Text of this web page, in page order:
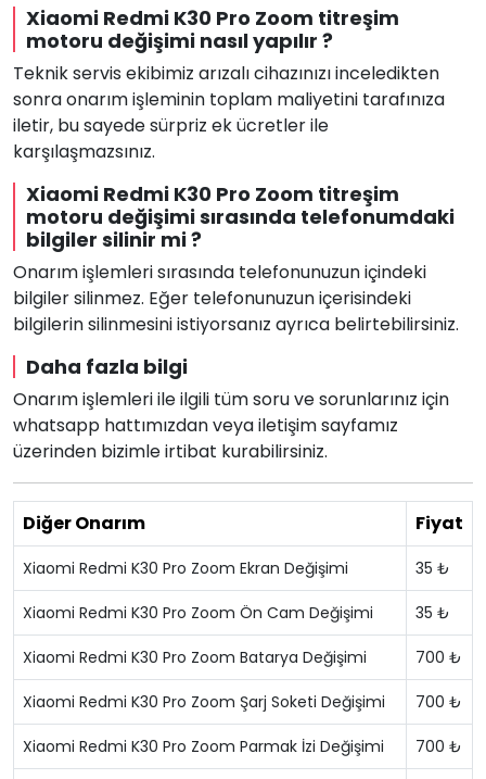
Xiaomi Redmi K30 Pro Zoom titreşim
motoru değişimi nasıl yapılır ?
Teknik servis ekibimiz arızalı cihazınızı inceledikten
sonra onarım işleminin toplam maliyetini tarafınıza
iletir, bu sayede sürpriz ek ücretler ile
karşılaşmazsınız.
Xiaomi Redmi K30 Pro Zoom titreşim
motoru değişimi sırasında telefonumdaki
bilgiler silinir mi ?
Onarım işlemleri sırasında telefonunuzun içindeki
bilgiler silinmez. Eğer telefonunuzun içerisindeki
bilgilerin silinmesini istiyorsanız ayrıca belirtebilirsiniz.
Daha fazla bilgi
Onarım işlemleri ile ilgili tüm soru ve sorunlarınız için
whatsapp hattımızdan veya iletişim sayfamız
üzerinden bizimle irtibat kurabilirsiniz.
Diğer Onarım Fiyat
Xiaomi Redmi K30 Pro Zoom Ekran Değişimi 35 ₺
Xiaomi Redmi K30 Pro Zoom Ön Cam Değişimi 35 ₺
Xiaomi Redmi K30 Pro Zoom Batarya Değişimi 700 ₺
Xiaomi Redmi K30 Pro Zoom Şarj Soketi Değişimi 700 ₺
Xiaomi Redmi K30 Pro Zoom Parmak İzi Değişimi 700 ₺